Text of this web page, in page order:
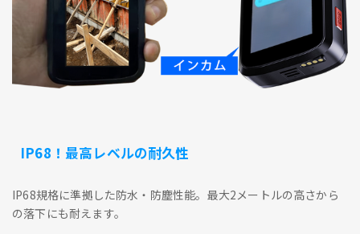
IP68！最高レベルの耐久性
IP68規格に準拠した防水・防塵性能。最大2メートルの高さから
の落下にも耐えます。